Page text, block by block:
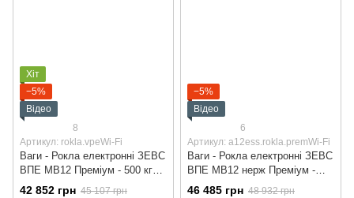
Хіт
−5%
Відео
8
Артикул: rokla.vpeWi-Fi
Ваги - Рокла електронні ЗЕВС
ВПЕ МВ12 Преміум - 500 кг
Wi-Fi
42 852 грн 45 107 грн
−5%
Відео
6
Артикул: a12ess.rokla.premWi-Fi
Ваги - Рокла електронні ЗЕВС
ВПЕ МВ12 нерж Преміум -
500 кг Wi-Fi
46 485 грн 48 932 грн